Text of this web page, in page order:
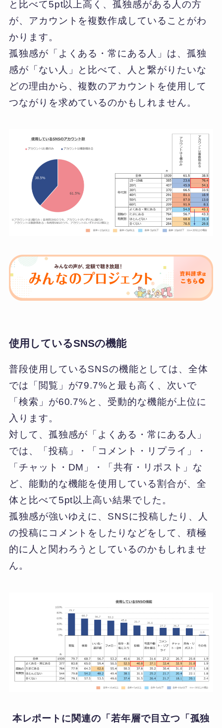
と比べて5pt以上高く、孤独感がある人の方
が、アカウントを複数作成していることがわ
かります。
孤独感が「よくある・常にある人」は、孤独
感が「ない人」と比べて、人と繋がりたいな
どの理由から、複数のアカウントを使用して
つながりを求めているのかもしれません。
使用しているSNSの機能
普段使用しているSNSの機能としては、全体
では「閲覧」が79.7%と最も高く、次いで
「検索」が60.7%と、受動的な機能が上位に
入ります。
対して、孤独感が「よくある・常にある人」
では、「投稿」・「コメント・リプライ」・
「チャット・DM」・「共有・リポスト」な
ど、能動的な機能を使用している割合が、全
体と比べて5pt以上高い結果でした。
孤独感が強いゆえに、SNSに投稿したり、人
の投稿にコメントをしたりなどをして、積極
的に人と関わろうとしているのかもしれませ
ん。
本レポートに関連の「 若年層で目立つ「孤独